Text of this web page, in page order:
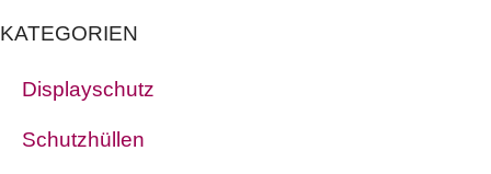
KATEGORIEN
Displayschutz
Schutzhüllen